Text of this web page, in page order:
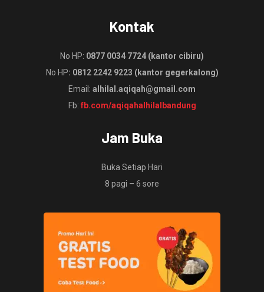
Kontak
No HP: 0877 0034 7724 (kantor cibiru)
No HP: 0812 2242 9223 (kantor gegerkalong)
Email: alhilal.aqiqah@gmail.com
Fb: fb.com/aqiqahalhilalbandung
Jam Buka
Buka Setiap Hari
8 pagi – 6 sore